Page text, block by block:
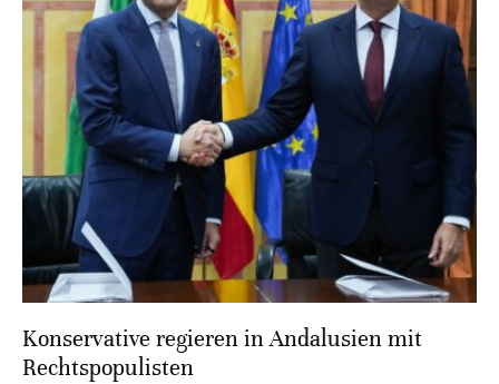
Konservative regieren in Andalusien mit
Rechtspopulisten